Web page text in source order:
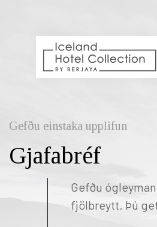
Gefðu einstaka upplifun
Gjafabréf
Gefðu
fjölbreytt. Þú